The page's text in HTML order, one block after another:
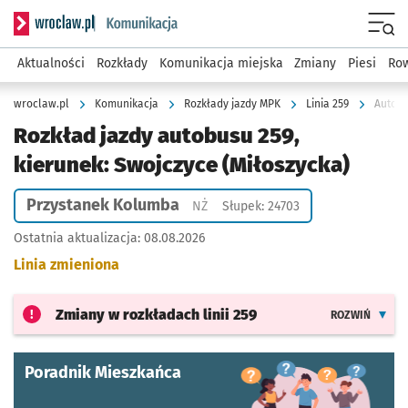
Serwis informacyjny wroclaw.pl podserwis: Komunikacja
Aktualności Rozkłady Komunikacja miejska Zmiany Piesi
wroclaw.pl Komunikacja Rozkłady jazdy MPK Linia 259
Rozkład jazdy autobusu 259,
kierunek: Swojczyce (Miłoszycka)
Przystanek Kolumba NŻPrzystanek na życzenie
Słupek: 24703
Ostatnia aktualizacja: 08.08.2026
Linia zmieniona
Zmiany w rozkładach linii 259 ROZWIŃ
Poradnik Mieszkańca